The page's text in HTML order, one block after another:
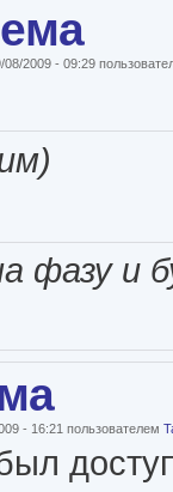
08/2009 - 09:29
фазу и
- 16:21 пользователем